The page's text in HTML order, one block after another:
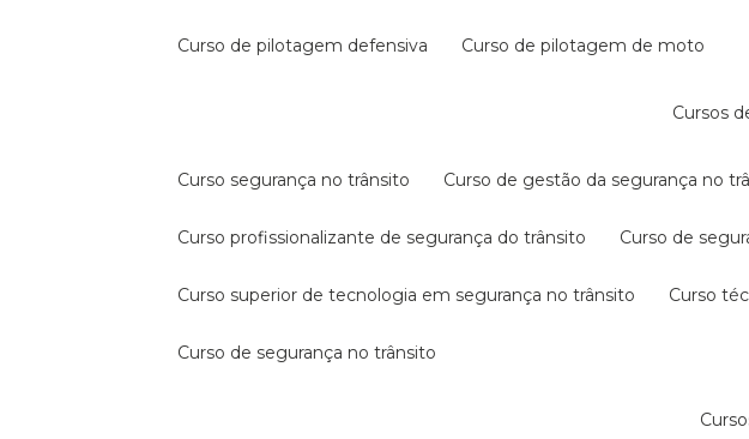
curso de pilotagem defensiva curso de pilotagem de moto
cursos
curso segurança no trânsito curso de gestão da segurança no
curso profissionalizante de segurança do trânsito curso de
curso superior de tecnologia em segurança no trânsito curso
curso de segurança no trânsito